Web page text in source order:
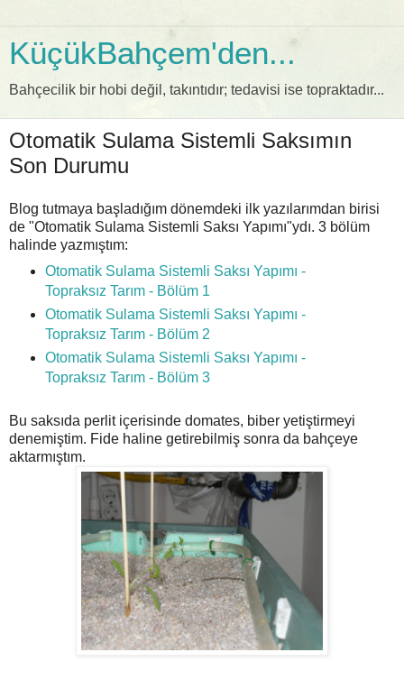
KüçükBahçem'den...
Bahçecilik bir hobi değil, takıntıdır; tedavisi ise topraktadır...
Otomatik Sulama Sistemli Saksımın
Son Durumu
Blog tutmaya başladığım dönemdeki ilk yazılarımdan birisi
de "Otomatik Sulama Sistemli Saksı Yapımı"ydı. 3 bölüm
halinde yazmıştım:
Otomatik Sulama Sistemli Saksı Yapımı -
Topraksız Tarım - Bölüm 1
Otomatik Sulama Sistemli Saksı Yapımı -
Topraksız Tarım - Bölüm 2
Otomatik Sulama Sistemli Saksı Yapımı -
Topraksız Tarım - Bölüm 3
Bu saksıda perlit içerisinde domates, biber yetiştirmeyi
denemiştim. Fide haline getirebilmiş sonra da bahçeye
aktarmıştım.